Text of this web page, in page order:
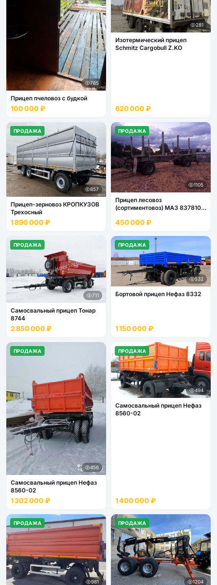
765
Прицеп пчеловоз с будкой
100 000 ₽
281
Изотермический прицеп
Schmitz Cargobull Z.KO
620 000 ₽
ПРОДАЖА
857
Прицеп-зерновоз КРОПКУЗОВ
Трехосный
1 890 000 ₽
ПРОДАЖА
1105
Прицеп лесовоз
(сортиментовоз) МАЗ 837810-
450 000 ₽
ПРОДАЖА
711
Самосвальный прицеп Тонар
8744
2 850 000 ₽
ПРОДАЖА
532
Бортовой прицеп Нефаз 8332
1 150 000 ₽
ПРОДАЖА
456
Самосвальный прицеп Нефаз
8560-02
1 302 000 ₽
ПРОДАЖА
494
Самосвальный прицеп Нефаз
8560-02
1 400 000 ₽
ПРОДАЖА
981
ПРОДАЖА
1204